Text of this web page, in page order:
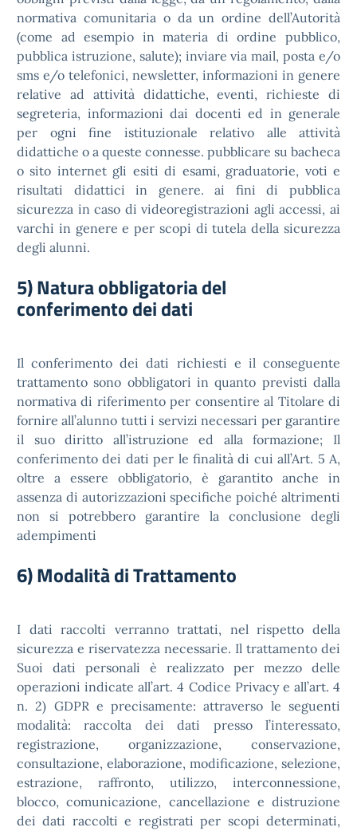
normativa comunitaria o da un ordine dell’Autorità
(come ad esempio in materia di ordine pubblico,
pubblica istruzione, salute); inviare via mail, posta e/o
sms e/o telefonici, newsletter, informazioni in genere
relative ad attività didattiche, eventi, richieste di
segreteria, informazioni dai docenti ed in generale
per ogni fine istituzionale relativo alle attività
didattiche o a queste connesse. pubblicare su bacheca
o sito internet gli esiti di esami, graduatorie, voti e
risultati didattici in genere. ai fini di pubblica
sicurezza in caso di videoregistrazioni agli accessi, ai
varchi in genere e per scopi di tutela della sicurezza
degli alunni.
5) Natura obbligatoria del
conferimento dei dati
Il conferimento dei dati richiesti e il conseguente
trattamento sono obbligatori in quanto previsti dalla
normativa di riferimento per consentire al Titolare di
fornire all’alunno tutti i servizi necessari per garantire
il suo diritto all’istruzione ed alla formazione; Il
conferimento dei dati per le finalità di cui all’Art. 5 A,
oltre a essere obbligatorio, è garantito anche in
assenza di autorizzazioni specifiche poiché altrimenti
non si potrebbero garantire la conclusione degli
adempimenti
6) Modalità di Trattamento
I dati raccolti verranno trattati, nel rispetto della
sicurezza e riservatezza necessarie. Il trattamento dei
Suoi dati personali è realizzato per mezzo delle
operazioni indicate all’art. 4 Codice Privacy e all’art. 4
n. 2) GDPR e precisamente: attraverso le seguenti
modalità: raccolta dei dati presso l’interessato,
registrazione, organizzazione, conservazione,
consultazione, elaborazione, modificazione, selezione,
estrazione, raffronto, utilizzo, interconnessione,
blocco, comunicazione, cancellazione e distruzione
dei dati raccolti e registrati per scopi determinati,